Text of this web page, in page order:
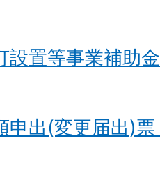
設置等事業補助
申出(変更届出)